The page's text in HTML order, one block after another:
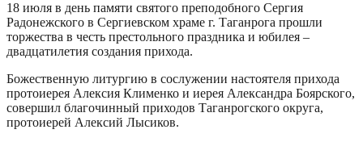
18 июля в день памяти святого преподобного Сергия
Радонежского в Сергиевском храме г. Таганрога прошли
торжества в честь престольного праздника и юбилея –
двадцатилетия создания прихода.
Божественную литургию в сослужении настоятеля прихода
протоиерея Алексия Клименко и иерея Александра Боярского,
совершил благочинный приходов Таганрогского округа,
протоиерей Алексий Лысиков.